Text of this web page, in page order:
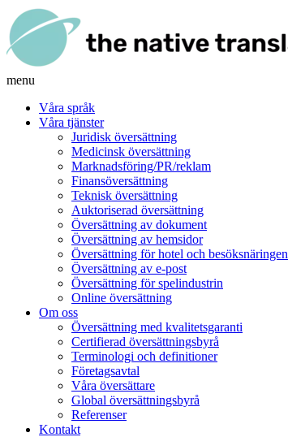
menu
Våra språk
Våra tjänster
Juridisk översättning
Medicinsk översättning
Marknadsföring/PR/reklam
Finansöversättning
Teknisk översättning
Auktoriserad översättning
Översättning av dokument
Översättning av hemsidor
Översättning för hotel och besöksnäringen
Översättning av e-post
Översättning för spelindustrin
Online översättning
Om oss
Översättning med kvalitetsgaranti
Certifierad översättningsbyrå
Terminologi och definitioner
Företagsavtal
Våra översättare
Global översättningsbyrå
Referenser
Kontakt